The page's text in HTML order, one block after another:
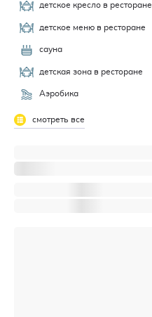
детское кресло в ресторане
детское меню в ресторане
сауна
детская зона в ресторане
Аэробика
смотреть все